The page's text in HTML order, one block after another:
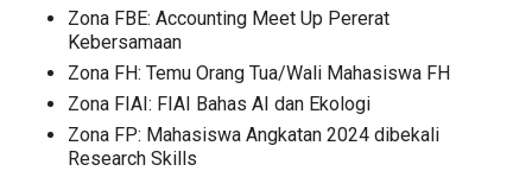
Zona FBE: Accounting Meet Up Pererat
Kebersamaan
Zona FH: Temu Orang Tua/Wali Mahasiswa FH
Zona FIAI: FIAI Bahas AI dan Ekologi
Zona FP: Mahasiswa Angkatan 2024 dibekali
Research Skills